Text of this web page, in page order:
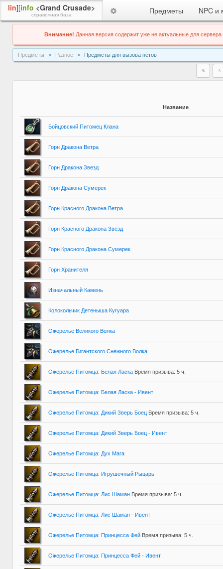
lin][info <Grand Crusade>
справочная база Предметы NPC и
Внимание! Данная версия содержит уже не актуальные для сервера
Предметы Разное Предметы для вызова петов
Название
Бойцовский Питомец Клана
Горн Дракона Ветра
Горн Дракона Звезд
Горн Дракона Сумерек
Горн Красного Дракона Ветра
Горн Красного Дракона Звезд
Горн Красного Дракона Сумерек
Горн Хранителя
Изначальный Камень
Колокольчик Детеныша Кугуара
Ожерелье Великого Волка
Ожерелье Гигантского Снежного Волка
Ожерелье Питомца: Белая Ласка Время призыва: 5 ч.
Ожерелье Питомца: Белая Ласка - Ивент
Ожерелье Питомца: Дикий Зверь Боец Время призыва: 5 ч.
Ожерелье Питомца: Дикий Зверь Боец - Ивент
Ожерелье Питомца: Дух Мага
Ожерелье Питомца: Игрушечный Рыцарь
Ожерелье Питомца: Лис Шаман Время призыва: 5 ч.
Ожерелье Питомца: Лис Шаман - Ивент
Ожерелье Питомца: Принцесса Фей Время призыва: 5 ч.
Ожерелье Питомца: Принцесса Фей - Ивент